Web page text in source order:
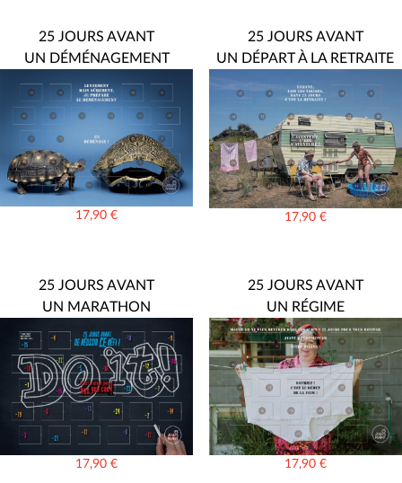
25 JOURS AVANT
UN DÉMÉNAGEMENT
17,90€
25 JOURS AVANT
UN DÉPART À LA RETRAITE
17,90 €
25 JOURS AVANT
UN MARATHON
17,90€
25 JOURS AVANT
UN RÉGIME
17,90 €